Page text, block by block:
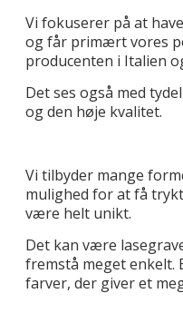
Vi fokuserer på at
og får primært vores
producenten i Italien
Det ses også med
og den høje kvalitet.
Vi tilbyder mange
mulighed for at få
være helt unikt.
Det kan være
fremstå meget enkelt.
farver, der giver et